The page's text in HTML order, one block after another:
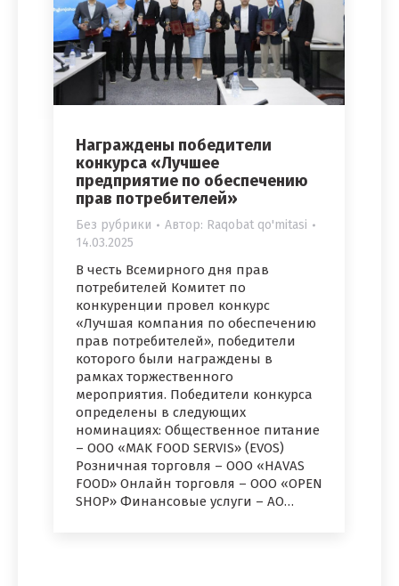
Награждены победители
конкурса «Лучшее
предприятие по обеспечению
прав потребителей»
Без рубрики Автор: Raqobat qo'mitasi
14.03.2025
В честь Всемирного дня прав
потребителей Комитет по
конкуренции провел конкурс
«Лучшая компания по обеспечению
прав потребителей», победители
которого были награждены в
рамках торжественного
мероприятия. Победители конкурса
определены в следующих
номинациях: Общественное питание
– ООО «MAK FOOD SERVIS» (EVOS)
Розничная торговля – ООО «HAVAS
FOOD» Онлайн торговля – ООО «OPEN
SHOP» Финансовые услуги – АО…